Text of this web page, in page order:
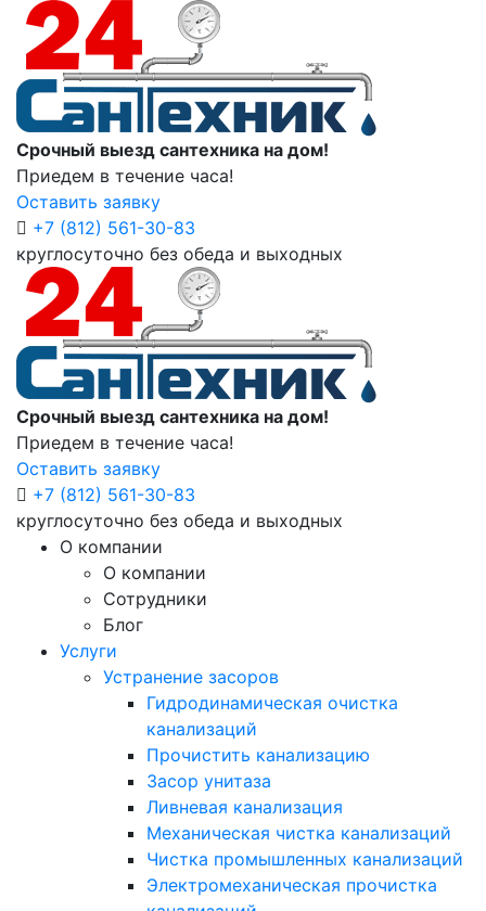
Срочный выезд сантехника на дом!
Приедем в течение часа!
Оставить заявку
+7 (812) 561-30-83
круглосуточно без обеда и выходных
Срочный выезд сантехника на дом!
Приедем в течение часа!
Оставить заявку
+7 (812) 561-30-83
круглосуточно без обеда и выходных
О компании
О компании
Сотрудники
Блог
Услуги
Устранение засоров
Гидродинамическая очистка
канализаций
Прочистить канализацию
Засор унитаза
Ливневая канализация
Механическая чистка канализаций
Чистка промышленных канализаций
Электромеханическая прочистка